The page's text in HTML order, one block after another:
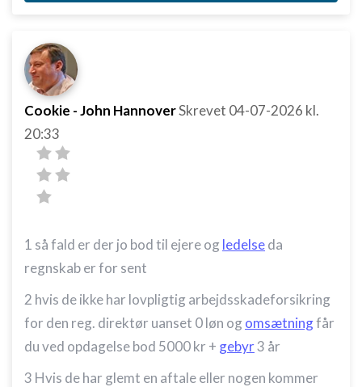
Cookie - John HannoverSkrevet 04-07-2026 kl.
20:33
1 så fald er der jo bod til ejere og ledelseda
regnskab er for sent
2 hvis de ikke har lovpligtig arbejdsskadeforsikring
for den reg. direktør uanset 0 løn og omsætningfår
du ved opdagelse bod 5000 kr + gebyr3 år
3 Hvis de har glemt en aftale eller nogen kommer